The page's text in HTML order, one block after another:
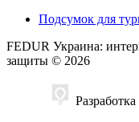
Подсумок для
FEDUR Украина:
защиты © 2026